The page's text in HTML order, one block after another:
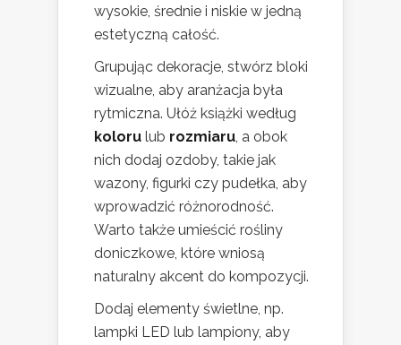
wysokie, średnie i niskie w jedną
estetyczną całość.
Grupując dekoracje, stwórz bloki
wizualne, aby aranżacja była
rytmiczna. Ułóż książki według
koloru lub rozmiaru, a obok
nich dodaj ozdoby, takie jak
wazony, figurki czy pudełka, aby
wprowadzić różnorodność.
Warto także umieścić rośliny
doniczkowe, które wniosą
naturalny akcent do kompozycji.
Dodaj elementy świetlne, np.
lampki LED lub lampiony, aby